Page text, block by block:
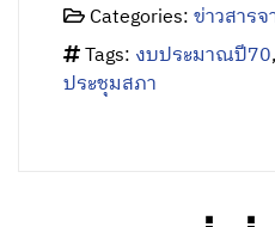
Categories:ข่าวสาร
Tags: งบประมาณปี70
ประชุมสภา